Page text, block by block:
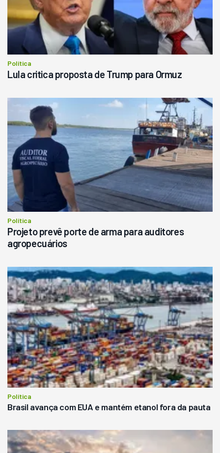
Política
Lula critica proposta de Trump para Ormuz
Política
Projeto prevê porte de arma para auditores
agropecuários
Política
Brasil avança com EUA e mantém etanol fora da pauta